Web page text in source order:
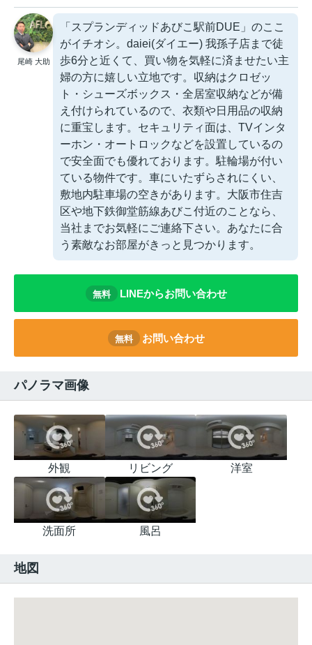
尾崎 大助
「スプランディッドあびこ駅前DUE」のここ
がイチオシ。daiei(ダイエー) 我孫子店まで徒
歩6分と近くて、買い物を気軽に済ませたい主
婦の方に嬉しい立地です。収納はクロゼッ
ト・シューズボックス・全居室収納などが備
え付けられているので、衣類や日用品の収納
に重宝します。セキュリティ面は、TVインタ
ーホン・オートロックなどを設置しているの
で安全面でも優れております。駐輪場が付い
ている物件です。車にいたずらされにくい、
敷地内駐車場の空きがあります。大阪市住吉
区や地下鉄御堂筋線あびこ付近のことなら、
当社までお気軽にご連絡下さい。あなたに合
う素敵なお部屋がきっと見つかります。
無料 LINEからお問い合わせ
無料 お問い合わせ
パノラマ画像
外観 リビング 洋室
洗面所 風呂
地図